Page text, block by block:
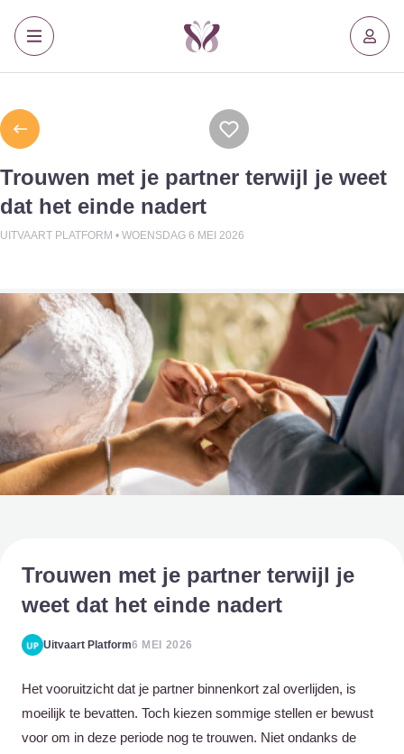
Trouwen met je partner terwijl je weet
dat het einde nadert
UITVAART PLATFORM • WOENSDAG 6 MEI 2026
Trouwen met je partner terwijl je
weet dat het einde nadert
Uitvaart Platform6 MEI 2026
Het vooruitzicht dat je partner binnenkort zal overlijden, is
moeilijk te bevatten. Toch kiezen sommige stellen er bewust
voor om in deze periode nog te trouwen. Niet ondanks de